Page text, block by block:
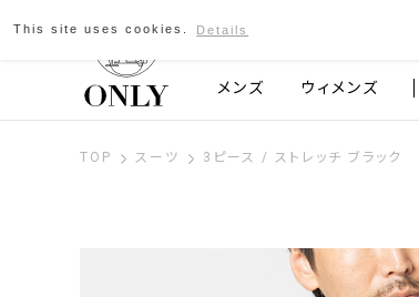
京都発のスーツブランド ONLY
メンズ ウィメンズ
TOP スーツ 3ピース / ストレッチ ブラック
This site uses cookies. Details